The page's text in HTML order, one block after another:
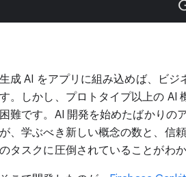
生成 AI をアプリに組み込めば、ビジ
す。しかし、プロトタイプ以上の AI
困難です。AI 開発を始めたばかりの
が、学ぶべき新しい概念の数と、信
のタスクに圧倒されていることがわか